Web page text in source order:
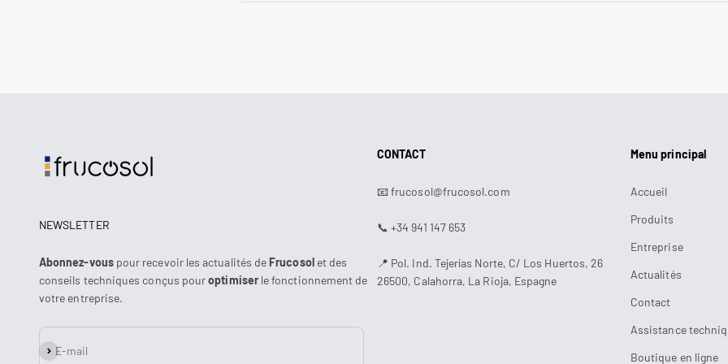
NEWSLETTER
Abonnez-vouspour recevoir les actualités de Frucosolet des
conseils techniques conçus pouroptimiserle fonctionnement de
votre entreprise.
E-mail
S'inscrire
CONTACT
📧 frucosol@frucosol.com
📞 +34 941 147 653
📍 Pol. Ind. Tejerías Norte, C/ Los Huertos, 26
26500, Calahorra, La Rioja, Espagne
Menu principal
Accueil
Produits
Entreprise
Actualités
Contact
Assistance
Boutique en ligne